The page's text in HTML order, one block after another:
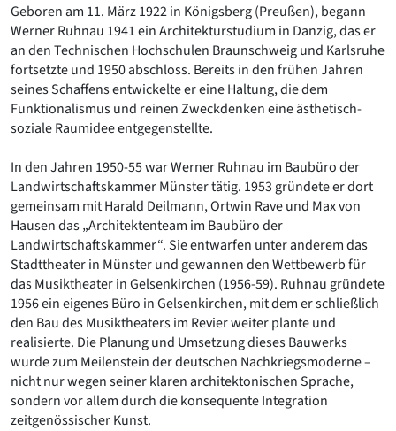
Impressum
Datenschutz
Suchbegriff eingeben
Geboren am 11. März 1922 in Königsberg (Preußen), begann
Werner Ruhnau 1941 ein Architekturstudium in Danzig, das er
an den Technischen Hochschulen Braunschweig und Karlsruhe
fortsetzte und 1950 abschloss. Bereits in den frühen Jahren
seines Schaffens entwickelte er eine Haltung, die dem
Funktionalismus und reinen Zweckdenken eine ästhetisch-
soziale Raumidee entgegenstellte.
In den Jahren 1950-55 war Werner Ruhnau im Baubüro der
Landwirtschaftskammer Münster tätig. 1953 gründete er dort
gemeinsam mit Harald Deilmann, Ortwin Rave und Max von
Hausen das „Architektenteam im Baubüro der
Landwirtschaftskammer“. Sie entwarfen unter anderem das
Stadttheater in Münster und gewannen den Wettbewerb für
das Musiktheater in Gelsenkirchen (1956-59). Ruhnau gründete
1956 ein eigenes Büro in Gelsenkirchen, mit dem er schließlich
den Bau des Musiktheaters im Revier weiter plante und
realisierte. Die Planung und Umsetzung dieses Bauwerks
wurde zum Meilenstein der deutschen Nachkriegsmoderne –
nicht nur wegen seiner klaren architektonischen Sprache,
sondern vor allem durch die konsequente Integration
zeitgenössischer Kunst.